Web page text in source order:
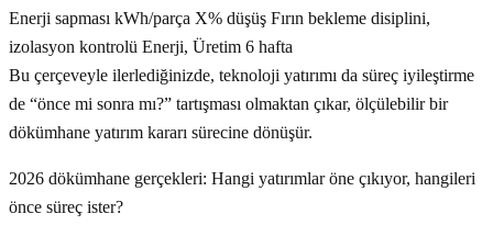
Enerji sapması kWh/parça X% düşüş Fırın bekleme disiplini,
izolasyon kontrolü Enerji, Üretim 6 hafta
Bu çerçeveyle ilerlediğinizde, teknoloji yatırımı da süreç iyileştirme
de “önce mi sonra mı?” tartışması olmaktan çıkar, ölçülebilir bir
dökümhane yatırım kararı sürecine dönüşür.
2026 dökümhane gerçekleri: Hangi yatırımlar öne çıkıyor, hangileri
önce süreç ister?